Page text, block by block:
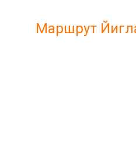
Маршрут